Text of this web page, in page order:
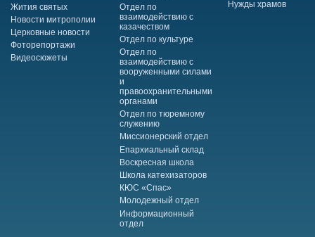
Жития святых
Новости митрополии
Церковные новости
Фоторепортажи
Видеосюжеты
Отдел по
взаимодействию с
казачеством
Отдел по культуре
Отдел по
взаимодействию с
вооруженными силами
и
правоохранительными
органами
Отдел по тюремному
служению
Миссионерский отдел
Епархиальный склад
Воскресная школа
Школа катехизаторов
КЮС «Спас»
Молодежный отдел
Информационный
отдел
Нужды храмов